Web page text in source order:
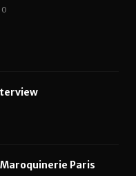
0
Maroquinerie Paris